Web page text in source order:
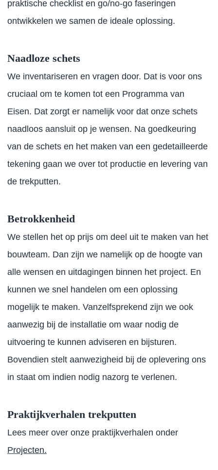
praktische checklist en go/no-go faseringen
ontwikkelen we samen de ideale oplossing.
Naadloze schets
We inventariseren en vragen door. Dat is voor ons
cruciaal om te komen tot een Programma van
Eisen. Dat zorgt er namelijk voor dat onze schets
naadloos aansluit op je wensen. Na goedkeuring
van de schets en het maken van een gedetailleerde
tekening gaan we over tot productie en levering van
de trekputten.
Betrokkenheid
We stellen het op prijs om deel uit te maken van het
bouwteam. Dan zijn we namelijk op de hoogte van
alle wensen en uitdagingen binnen het project. En
kunnen we snel handelen om een oplossing
mogelijk te maken. Vanzelfsprekend zijn we ook
aanwezig bij de installatie om waar nodig de
uitvoering te kunnen adviseren en bijsturen.
Bovendien stelt aanwezigheid bij de oplevering ons
in staat om indien nodig nazorg te verlenen.
Praktijkverhalen trekputten
Lees meer over onze praktijkverhalen onder
Projecten.